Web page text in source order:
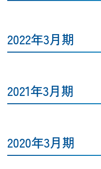
2022年3月期
2021年3月期
2020年3月期